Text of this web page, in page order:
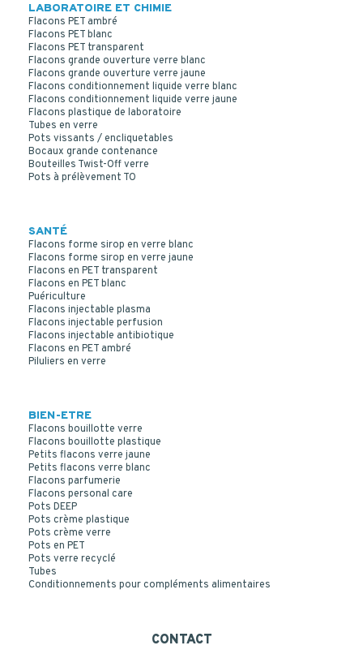
CAPSULE PP BLANC R3/38 JOINT TS
CAPSULE PP BLANC 38/400 AUTO-JOINTANTE
LABORATOIRE ET CHIMIE
Flacons PET ambré
Flacons PET blanc
Flacons PET transparent
Flacons grande ouverture verre blanc
Flacons grande ouverture verre jaune
Flacons conditionnement liquide verre blanc
Flacons conditionnement liquide verre jaune
Flacons plastique de laboratoire
Tubes en verre
Pots vissants / encliquetables
Bocaux grande contenance
Bouteilles Twist-Off verre
Pots à prélèvement TO
SANTÉ
Flacons forme sirop en verre blanc
Flacons forme sirop en verre jaune
Flacons en PET transparent
Flacons en PET blanc
Puériculture
Flacons injectable plasma
Flacons injectable perfusion
Flacons injectable antibiotique
Flacons en PET ambré
Piluliers en verre
BIEN-ETRE
Flacons bouillotte verre
Flacons bouillotte plastique
Petits flacons verre jaune
Petits flacons verre blanc
Flacons parfumerie
Flacons personal care
Pots DEEP
Pots crème plastique
Pots crème verre
Pots en PET
Pots verre recyclé
Tubes
Conditionnements pour compléments alimentaires
CONTACT